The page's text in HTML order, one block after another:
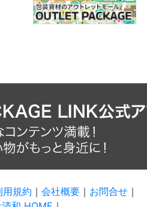
用規約 ｜ 会社概要 ｜ お問合せ ｜